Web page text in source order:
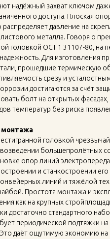
надёжный захват ключом
доступа. Плоская
давление на
металла. Говоря о
головкой ОСТ 1 31107-80, на
Для изготовления
прошедшие термическую
срезу и
достигаются за счёт
болт на открытых фасадах,
температур без риска
монтажа
головкой
большепролётных
опор линий
и станкостроении
линий и тяжёлой
Простота монтажа и
как на крупных
достаточно стандартного
периодической подтяжки
даёт ощутимую экономию